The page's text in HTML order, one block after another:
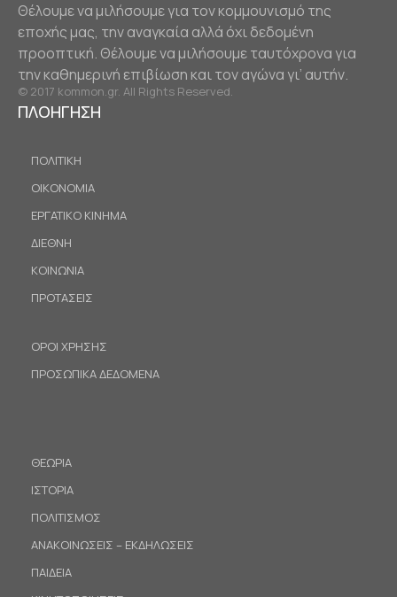
Θέλουμε να μιλήσουμε για τον κομμουνισμό της
εποχής μας, την αναγκαία αλλά όχι δεδομένη
προοπτική. Θέλουμε να μιλήσουμε ταυτόχρονα για
την καθημερινή επιβίωση και τον αγώνα γι’ αυτήν.
© 2017 kommon.gr. All Rights Reserved.
ΠΛΟΗΓΗΣΗ
ΠΟΛΙΤΙΚΗ
ΟΙΚΟΝΟΜΙΑ
ΕΡΓΑΤΙΚΟ ΚΙΝΗΜΑ
ΔΙΕΘΝΗ
ΚΟΙΝΩΝΙΑ
ΠΡΟΤΑΣΕΙΣ
ΟΡΟΙ ΧΡΗΣΗΣ
ΠΡΟΣΩΠΙΚΑ ΔΕΔΟΜΕΝΑ
ΘΕΩΡΙΑ
ΙΣΤΟΡΙΑ
ΠΟΛΙΤΙΣΜΟΣ
ΑΝΑΚΟΙΝΩΣΕΙΣ – ΕΚΔΗΛΩΣΕΙΣ
ΠΑΙΔΕΙΑ